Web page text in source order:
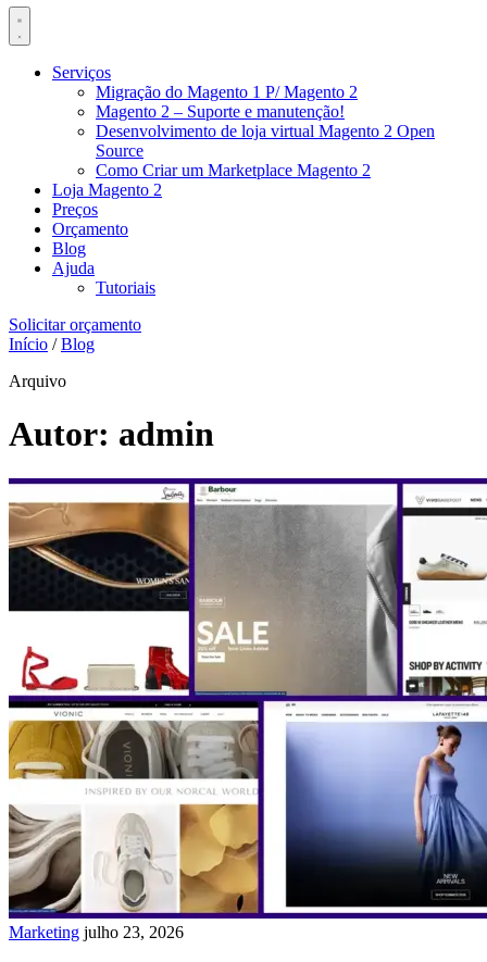
Serviços
Migração do Magento 1 P/ Magento 2
Magento 2 – Suporte e manutenção!
Desenvolvimento de loja virtual Magento 2 Open
Source
Como Criar um Marketplace Magento 2
Loja Magento 2
Preços
Orçamento
Blog
Ajuda
Tutoriais
Solicitar orçamento
Início / Blog
Arquivo
Autor: admin
Marketing julho 23, 2026